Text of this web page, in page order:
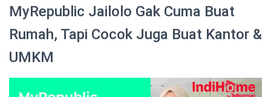
MyRepublic Jailolo Gak Cuma Buat
Rumah, Tapi Cocok Juga Buat Kantor &
UMKM